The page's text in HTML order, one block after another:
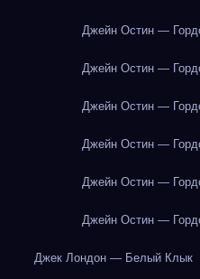
Джейн Остин —
Джейн Остин —
Джейн Остин —
Джейн Остин —
Джейн Остин —
Джейн Остин —
Джек Лондон — Белый Клык